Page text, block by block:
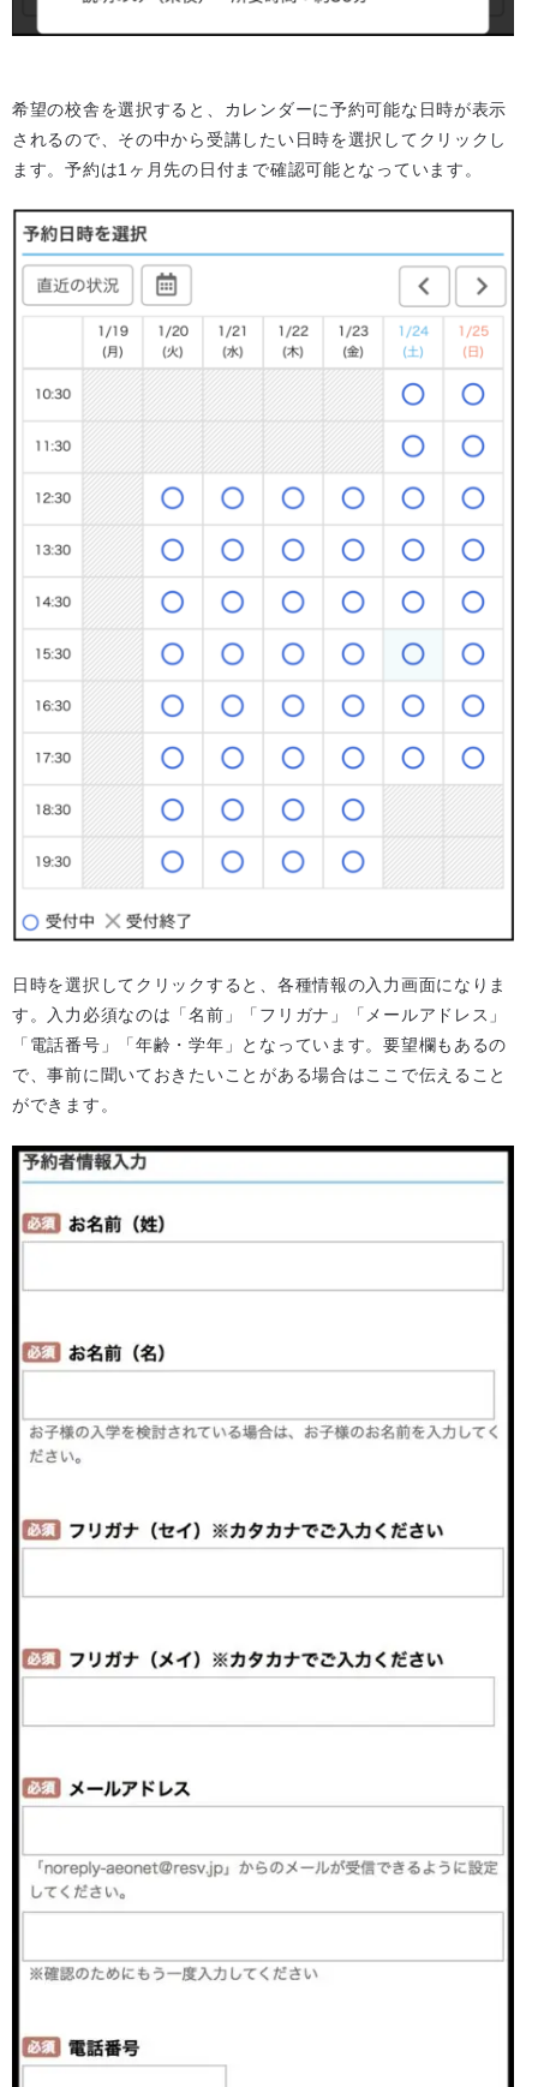
希望の校舎を選択すると、カレンダーに予約可能な日時が表示
されるので、その中から受講したい日時を選択してクリックし
ます。予約は1ヶ月先の日付まで確認可能となっています。
日時を選択してクリックすると、各種情報の入力画面になりま
す。入力必須なのは「名前」「フリガナ」「メールアドレス」
「電話番号」「年齢・学年」となっています。要望欄もあるの
で、事前に聞いておきたいことがある場合はここで伝えること
ができます。